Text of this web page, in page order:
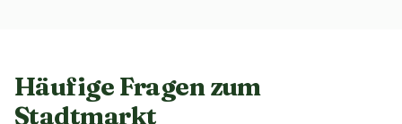
Häufige Fragen zum
Stadtmarkt